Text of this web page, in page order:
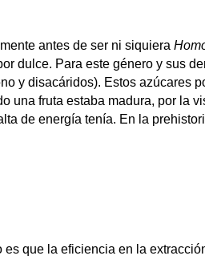
antes de ser ni siquiera
dulce. Para este género y sus
y disacáridos). Estos azúcares
una fruta estaba madura, por la
de energía tenía. En la
que la eficiencia en la